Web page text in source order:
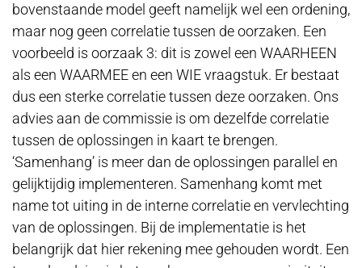
bovenstaande model geeft namelijk wel een ordening,
maar nog geen correlatie tussen de oorzaken. Een
voorbeeld is oorzaak 3: dit is zowel een WAARHEEN
als een WAARMEE en een WIE vraagstuk. Er bestaat
dus een sterke correlatie tussen deze oorzaken. Ons
advies aan de commissie is om dezelfde correlatie
tussen de oplossingen in kaart te brengen.
‘Samenhang’ is meer dan de oplossingen parallel en
gelijktijdig implementeren. Samenhang komt met
name tot uiting in de interne correlatie en vervlechting
van de oplossingen. Bij de implementatie is het
belangrijk dat hier rekening mee gehouden wordt. Een